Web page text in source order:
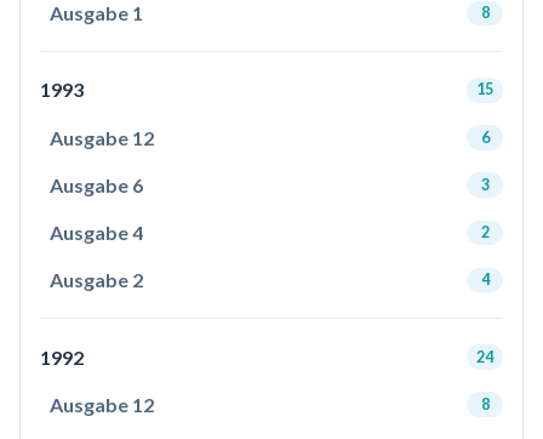
Ausgabe 1 8
1993 15
Ausgabe 12 6
Ausgabe 6 3
Ausgabe 4 2
Ausgabe 2 4
1992 24
Ausgabe 12 8